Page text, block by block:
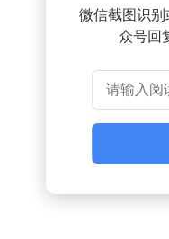
微信截图识
众号回